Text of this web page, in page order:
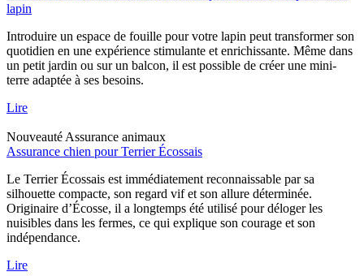
lapin
Introduire un espace de fouille pour votre lapin peut transformer son
quotidien en une expérience stimulante et enrichissante. Même dans
un petit jardin ou sur un balcon, il est possible de créer une mini-
terre adaptée à ses besoins.
Lire
Nouveauté Assurance animaux
Assurance chien pour Terrier Écossais
Le Terrier Écossais est immédiatement reconnaissable par sa
silhouette compacte, son regard vif et son allure déterminée.
Originaire d’Écosse, il a longtemps été utilisé pour déloger les
nuisibles dans les fermes, ce qui explique son courage et son
indépendance.
Lire